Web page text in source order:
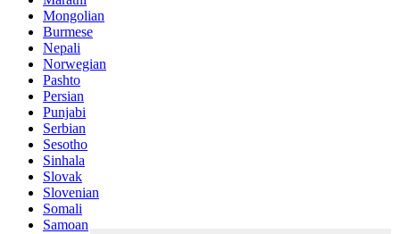
Mongolian
Burmese
Nepali
Norwegian
Pashto
Persian
Punjabi
Serbian
Sesotho
Sinhala
Slovak
Slovenian
Somali
Samoan